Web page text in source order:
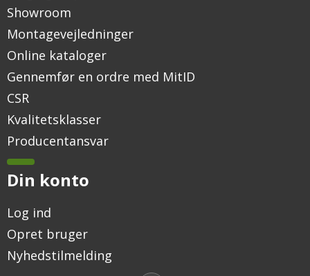
Showroom
Montagevejledninger
Online kataloger
Gennemfør en ordre med MitID
CSR
Kvalitetsklasser
Producentansvar
Din konto
Log ind
Opret bruger
Nyhedstilmelding